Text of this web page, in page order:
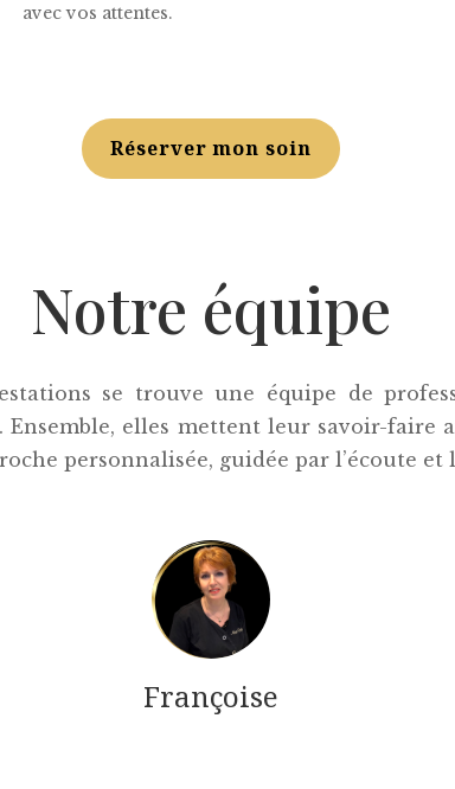
avec vos attentes.
Réserver mon soin
Notre équipe
se trouve une équipe de
Ensemble, elles mettent leur savoir-faire
personnalisée, guidée par l’écoute
Françoise